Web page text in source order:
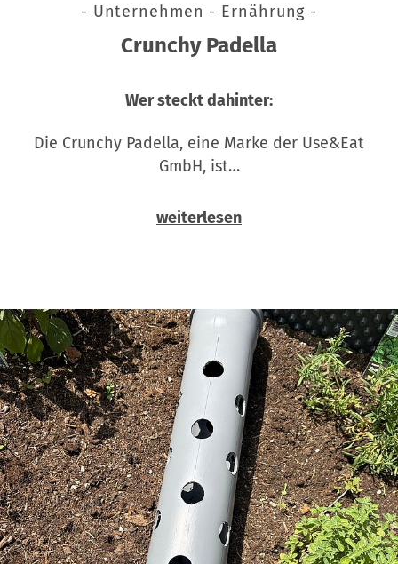
- Unternehmen - Ernährung -
Crunchy Padella
Wer steckt dahinter:
Die Crunchy Padella, eine Marke der Use&Eat
GmbH, ist…
weiterlesen